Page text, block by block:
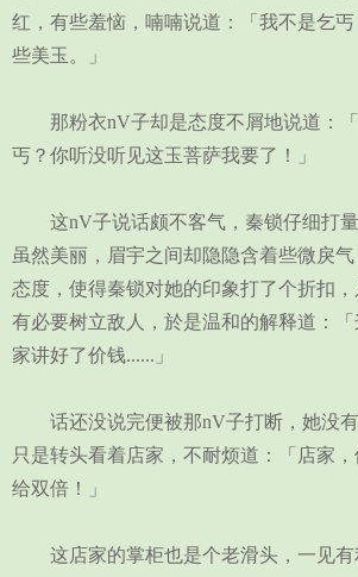
红，有些羞恼，喃喃说道：「我不是乞
些美玉。」
那粉衣nV子却是态度不屑地说道：「
丐？你听没听见这玉菩萨我要了！」
这nV子说话颇不客气，秦锁仔细打量
虽然美丽，眉宇之间却隐隐含着些微戾
态度，使得秦锁对她的印象打了个折扣
有必要树立敌人，於是温和的解释道：
家讲好了价钱......」
话还没说完便被那nV子打断，她没有
只是转头看着店家，不耐烦道：「店家
给双倍！」
这店家的掌柜也是个老滑头，一见有